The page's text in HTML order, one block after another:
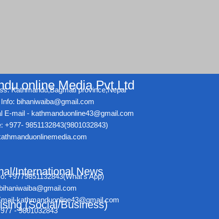
online Media Pvt.Ltd
Kathmandu,Bagmati province,Nepal
bihaniwaiba@gmail.com
E-mail - kathmanduonline43@gmail.com
+977- 9851132843(9801032843)
International News
+9779851132843(What's App)
kathmanduonline43@gmail.com
(Social/Business)
- 9801032843